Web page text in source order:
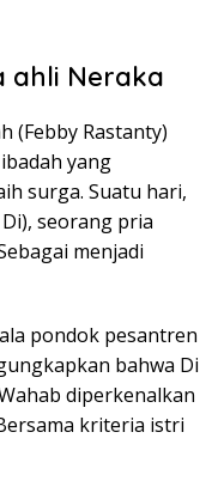
ahli Neraka
(Febby Rastanty)
yang
surga. Suatu hari,
seorang pria
menjadi
pondok pesantren
bahwa Di
diperkenalkan
kriteria istri